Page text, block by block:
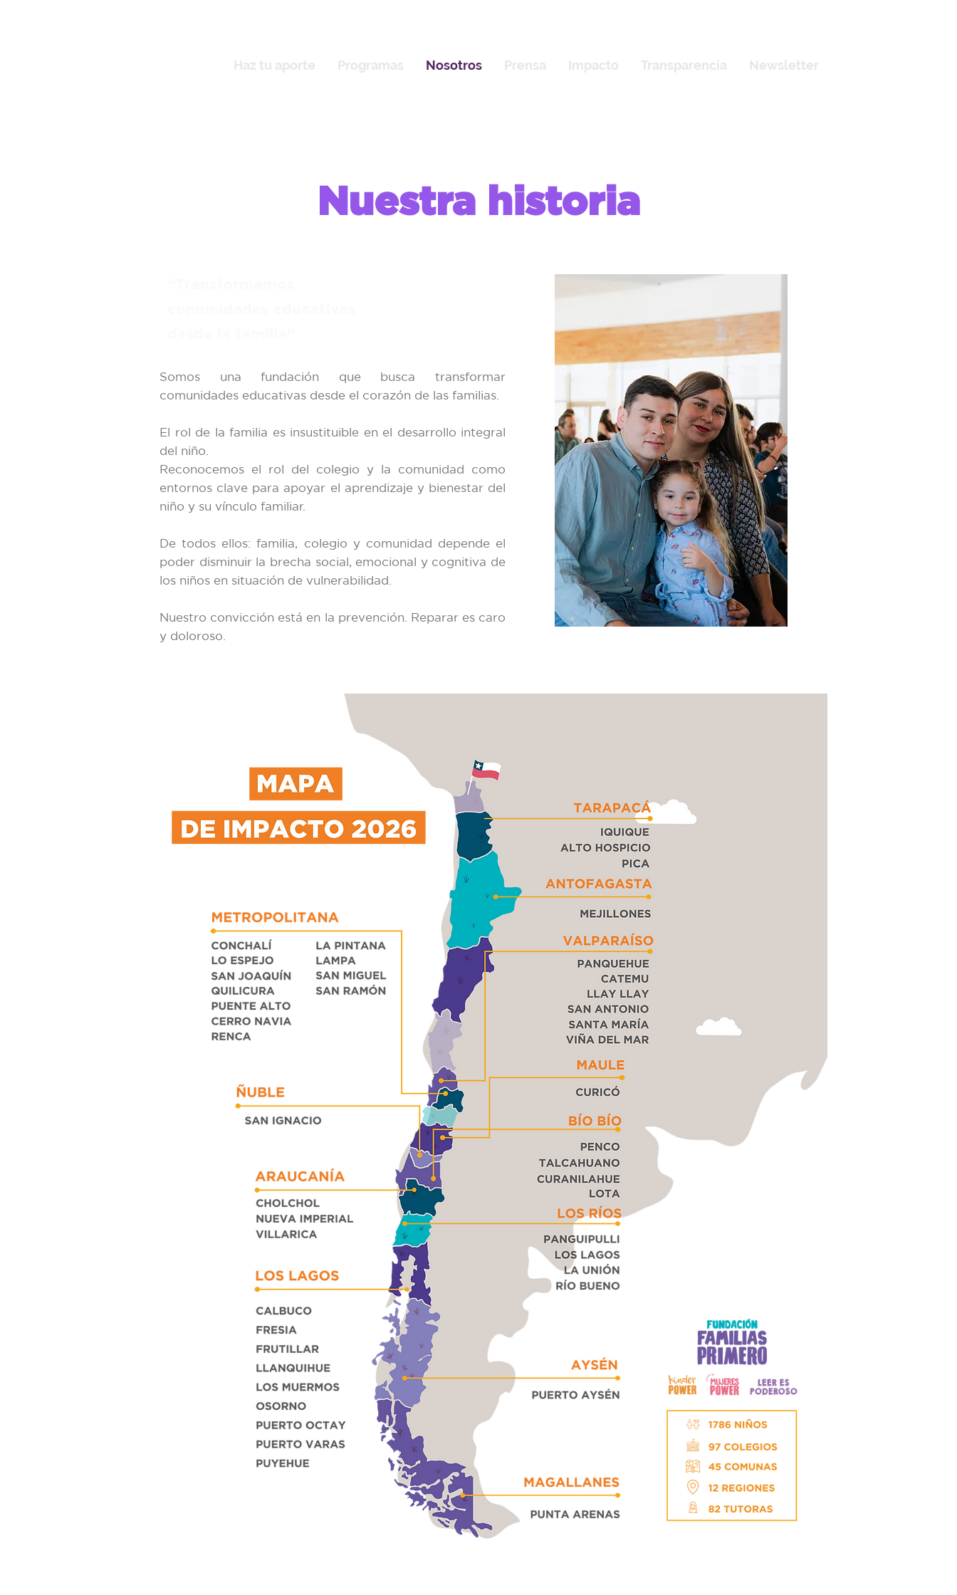
Haz tu aporte Programas Nosotros Prensa Impacto Transparencia Newsletter
Nuestra historia
Somos una fundación que busca transformar
comunidades educativas desde el corazón de las familias.
El rol de la familia es insustituible en el desarrollo integral
del niño.
Reconocemos el rol del colegio y la comunidad como
entornos clave para apoyar el aprendizaje y bienestar del
niño y su vínculo familiar.
De todos ellos: familia, colegio y comunidad depende el
poder disminuir la brecha social, emocional y cognitiva de
los niños en situación de vulnerabilidad.
Nuestro convicción está en la prevención. Reparar es caro
y doloroso.